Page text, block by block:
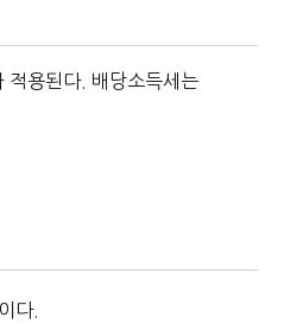
적용된다. 배당소득세는
다.